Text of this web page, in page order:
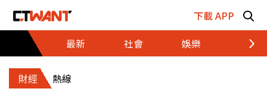
下載 APP
最新
社會 娛樂 財經
財經 熱線